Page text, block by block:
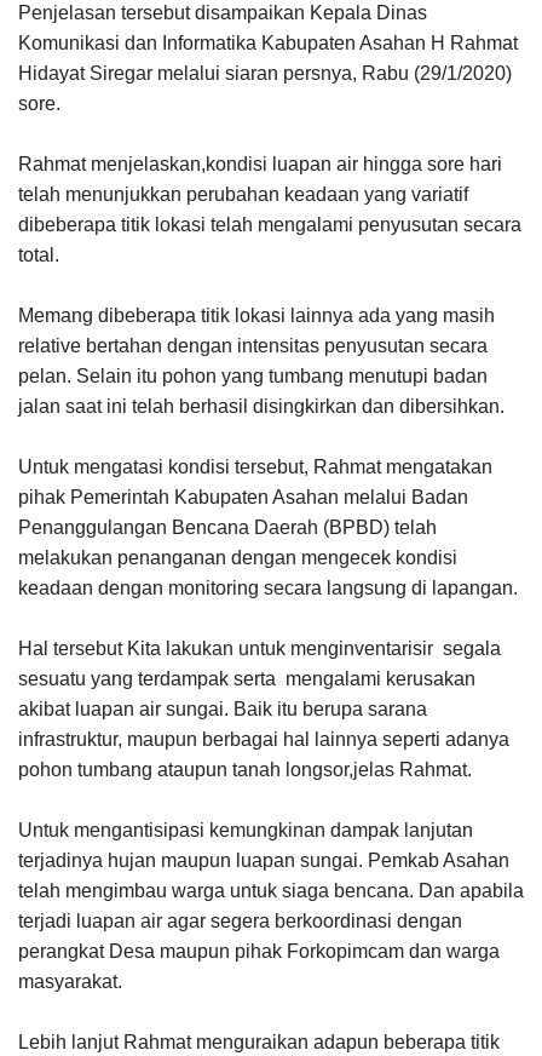
Penjelasan tersebut disampaikan Kepala Dinas
Komunikasi dan Informatika Kabupaten Asahan H Rahmat
Hidayat Siregar melalui siaran persnya, Rabu (29/1/2020)
sore.
Rahmat menjelaskan,kondisi luapan air hingga sore hari
telah menunjukkan perubahan keadaan yang variatif
dibeberapa titik lokasi telah mengalami penyusutan secara
total.
Memang dibeberapa titik lokasi lainnya ada yang masih
relative bertahan dengan intensitas penyusutan secara
pelan. Selain itu pohon yang tumbang menutupi badan
jalan saat ini telah berhasil disingkirkan dan dibersihkan.
Untuk mengatasi kondisi tersebut, Rahmat mengatakan
pihak Pemerintah Kabupaten Asahan melalui Badan
Penanggulangan Bencana Daerah (BPBD) telah
melakukan penanganan dengan mengecek kondisi
keadaan dengan monitoring secara langsung di lapangan.
Hal tersebut Kita lakukan untuk menginventarisir segala
sesuatu yang terdampak serta mengalami kerusakan
akibat luapan air sungai. Baik itu berupa sarana
infrastruktur, maupun berbagai hal lainnya seperti adanya
pohon tumbang ataupun tanah longsor,jelas Rahmat.
Untuk mengantisipasi kemungkinan dampak lanjutan
terjadinya hujan maupun luapan sungai. Pemkab Asahan
telah mengimbau warga untuk siaga bencana. Dan apabila
terjadi luapan air agar segera berkoordinasi dengan
perangkat Desa maupun pihak Forkopimcam dan warga
masyarakat.
Lebih lanjut Rahmat menguraikan adapun beberapa titik